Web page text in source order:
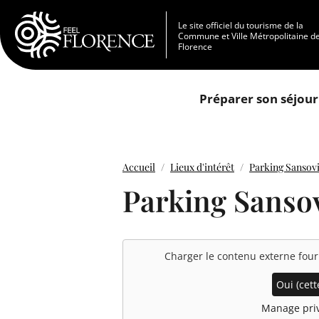
Aller au contenu principal
Le site officiel du tourisme de la
Commune et Ville Métropolitaine
Florence
Préparer son séjour
Accueil Lieux d'intérêt Parking
Parking
Charger le contenu externe
Oui
Manage